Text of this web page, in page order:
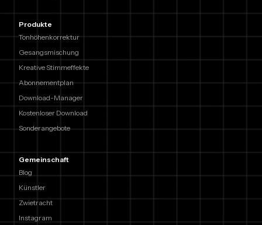
Produkte
Tonhöhenkorrektur
Gesangsmischung
Kreative Stimmeffekte
Abonnementplan
Download-Manager
Kostenloser Download
Sonderangebote
Gemeinschaft
Blog
Künstler
Zwietracht
Instagram